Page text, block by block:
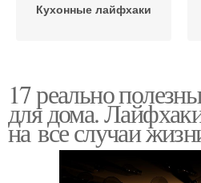
Кухонные лайфхаки
Нужные лайфхаки
Сумасшедшие
17 реально
для дома.
на все случаи